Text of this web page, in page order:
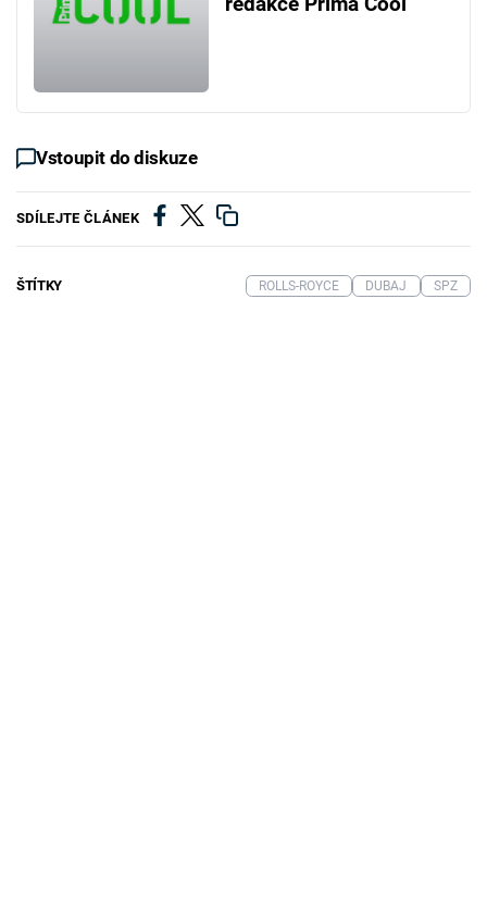
Vstoupit do diskuze
SDÍLEJTE ČLÁNEK
ŠTÍTKY ROLLS-ROYCE DUBAJ SPZ